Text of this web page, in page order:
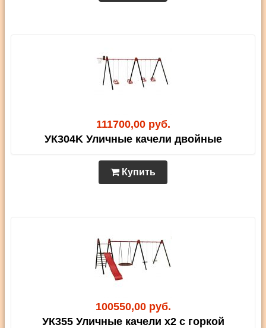
111700,00 руб.
УК304K Уличные качели двойные
Купить
100550,00 руб.
УК355 Уличные качели х2 с горкой